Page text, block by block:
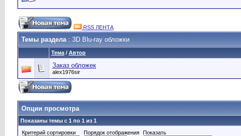
RSS ЛЕНТА
Темы раздела: 3D Blu-ray обложки
Тема / Автор
Заказ обложек
alex1976sir
Опции просмотра
Показаны темы с 1 по 1 из 1
Критерий сортировки
Порядок отображения Показать